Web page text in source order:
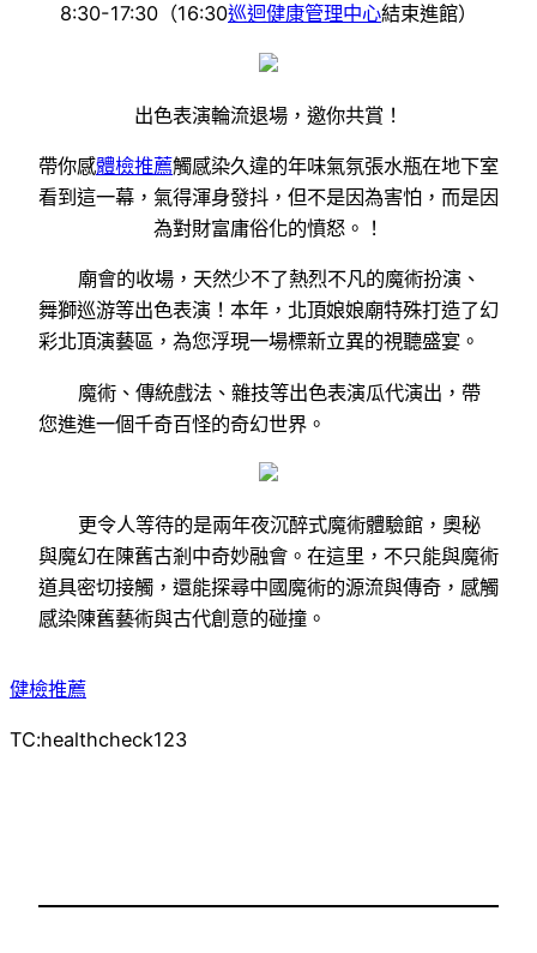
8:30-17:30（16:30巡迴健康管理中心結束進館）
出色表演輪流退場，邀你共賞！
帶你感體檢推薦觸感染久違的年味氣氛張水瓶在地下室
看到這一幕，氣得渾身發抖，但不是因為害怕，而是因
為對財富庸俗化的憤怒。！
廟會的收場，天然少不了熱烈不凡的魔術扮演、
舞獅巡游等出色表演！本年，北頂娘娘廟特殊打造了幻
彩北頂演藝區，為您浮現一場標新立異的視聽盛宴。
魔術、傳統戲法、雜技等出色表演瓜代演出，帶
您進進一個千奇百怪的奇幻世界。
更令人等待的是兩年夜沉醉式魔術體驗館，奧秘
與魔幻在陳舊古剎中奇妙融會。在這里，不只能與魔術
道具密切接觸，還能探尋中國魔術的源流與傳奇，感觸
感染陳舊藝術與古代創意的碰撞。
健檢推薦
TC:healthcheck123